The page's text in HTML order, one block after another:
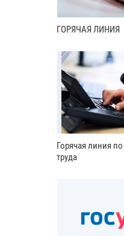
ГОРЯЧАЯ ЛИНИЯ
Горячая линия
труда